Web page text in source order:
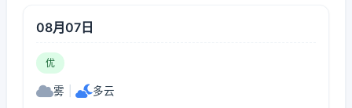
08月07日
优
雾 多云